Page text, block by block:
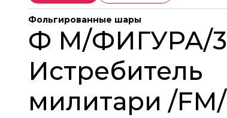
Фольгированные шары
Ф М/ФИГУРА/3
Истребитель
милитари /FM/